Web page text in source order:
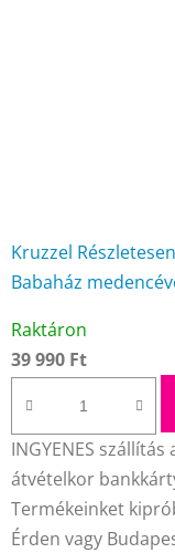
Kruzzel
Babaház
termék
átlagos
értékelése
5-
ből
4,9
csillag.
Raktáron
39 990 Ft
INGYENES szállítás
átvételkor
Termékeinket
Érden vagy